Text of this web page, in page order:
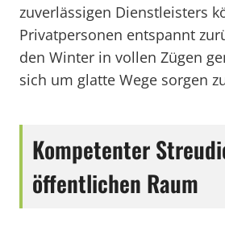
zuverlässigen Dienstleisters
Privatpersonen entspannt
den Winter in vollen Zügen
sich um glatte Wege sorgen
Kompetenter
öffentlichen Raum